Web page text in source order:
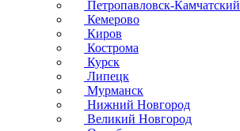
Петропавловск-Камчатский
Кемерово
Киров
Кострома
Курск
Липецк
Мурманск
Нижний Новгород
Великий Новгород